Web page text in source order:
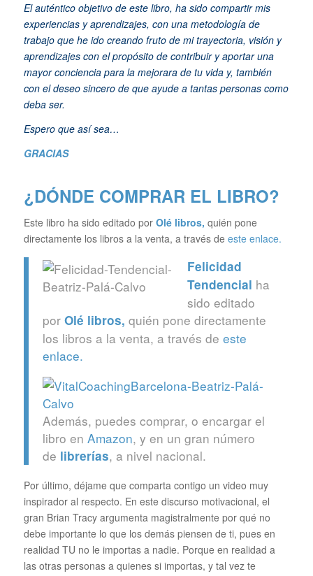
El auténtico objetivo de este libro, ha sido compartir mis
experiencias y aprendizajes, con una metodología de
trabajo que he ido creando fruto de mi trayectoria, visión y
aprendizajes con el propósito de contribuir y aportar una
mayor conciencia para la mejorara de tu vida y, también
con el deseo sincero de que ayude a tantas personas como
deba ser.
Espero que así sea…
GRACIAS
¿DÓNDE COMPRAR EL LIBRO?
Este libro ha sido editado por Olé libros, quién pone
directamente los libros a la venta, a través de este enlace.
Felicidad
Tendencial ha
sido editado
por Olé libros, quién pone directamente
los libros a la venta, a través de este
enlace.
Además, puedes comprar, o encargar el
libro en Amazon, y en un gran número
de librerías, a nivel nacional.
Por último, déjame que comparta contigo un video muy
inspirador al respecto. En este discurso motivacional, el
gran Brian Tracy argumenta magistralmente por qué no
debe importante lo que los demás piensen de ti, pues en
realidad TU no le importas a nadie. Porque en realidad a
las otras personas a quienes si importas, y tal vez te